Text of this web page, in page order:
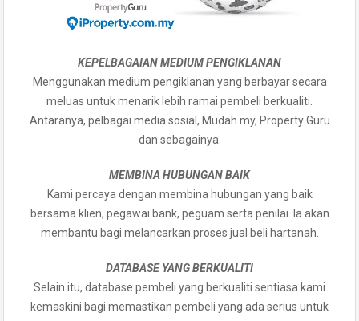
KEPELBAGAIAN MEDIUM PENGIKLANAN
Menggunakan medium pengiklanan yang berbayar secara
meluas untuk menarik lebih ramai pembeli berkualiti.
Antaranya, pelbagai media sosial, Mudah.my, Property Guru
dan sebagainya.
MEMBINA HUBUNGAN BAIK
Kami percaya dengan membina hubungan yang baik
bersama klien, pegawai bank, peguam serta penilai. Ia akan
membantu bagi melancarkan proses jual beli hartanah.
DATABASE YANG BERKUALITI
Selain itu, database pembeli yang berkualiti sentiasa kami
kemaskini bagi memastikan pembeli yang ada serius untuk